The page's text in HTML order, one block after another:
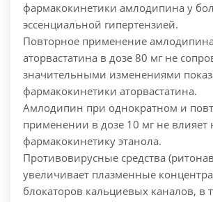
фармакокинетики амлодипина у
эссенциальной гипертензией.
Повторное применение
аторвастатина в дозе 80 мг не
значительными изменениями
фармакокинетики аторвастатина.
Амлодипин при однократном и
применении в дозе 10 мг не влияет
фармакокинетику этанола.
Противовирусные средства
увеличивает плазменные
блокаторов кальциевых каналов, в